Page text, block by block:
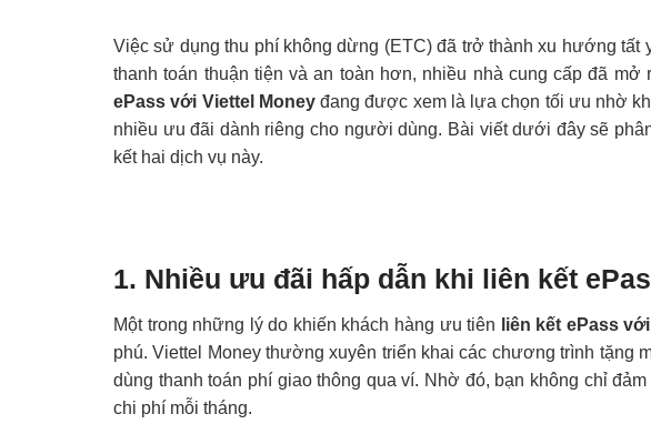
Việc sử dụngthu phí không dừng (ETC) đã trở thành xu hướng tất
thanh toán thuận tiện và an toàn hơn, nhiều nhà cung cấp đã
ePass với Viettel Moneyđang được xem là lựa chọn tối ưu nhờ
nhiều ưu đãi dành riêng cho người dùng. Bài viết dưới đây sẽ
kết hai dịch vụ này.
1. Nhiều ưu đãi hấp dẫn khi liên kết
Một trong những lý do khiến khách hàng ưu tiên liên kết ePass
phú. Viettel Money thường xuyên triển khai các chương trình tặng
dùng thanh toán phí giao thông qua ví. Nhờ đó, bạn không chỉ
chi phí mỗi tháng.